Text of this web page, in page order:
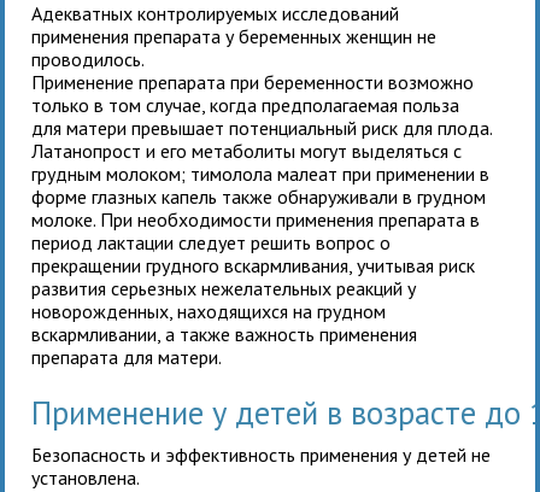
Адекватных контролируемых исследований
применения препарата у беременных женщин не
проводилось.
Применение препарата при беременности возможно
только в том случае, когда предполагаемая польза
для матери превышает потенциальный риск для плода.
Латанопрост и его метаболиты могут выделяться с
грудным молоком; тимолола малеат при применении в
форме глазных капель также обнаруживали в грудном
молоке. При необходимости применения препарата в
период лактации следует решить вопрос о
прекращении грудного вскармливания, учитывая риск
развития серьезных нежелательных реакций у
новорожденных, находящихся на грудном
вскармливании, а также важность применения
препарата для матери.
Применение у детей в возрасте до
Безопасность и эффективность примененияу детей не
установлена.